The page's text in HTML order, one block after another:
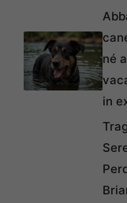
né
in